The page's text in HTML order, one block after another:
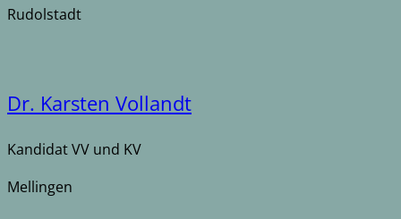
Rudolstadt
Dr. Karsten Vollandt
Kandidat VV und KV
Mellingen